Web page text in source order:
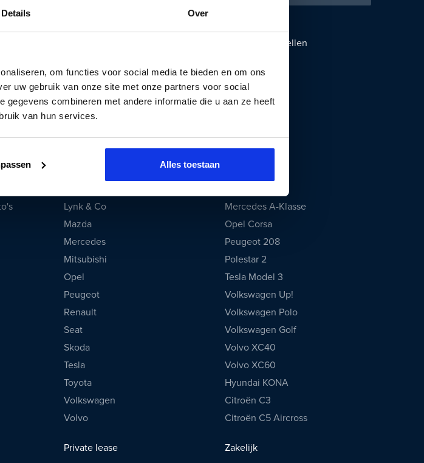
Details Over
om functies voor social media te bieden en om ons
uw gebruik van onze site met onze partners voor social
combineren met andere informatie die u aan ze heeft
van hun services.
Alles toestaan
BMW
Citroën
Dacia
Fiat
Lynk & Co
Mazda
Mercedes
Mitsubishi
Opel
Peugeot
Renault
Seat
Skoda
Tesla
Toyota
Volkswagen
Volvo
Populaire modellen
BMW 3 Serie
BMW X1
Fiat 500e
Mercedes A-Klasse
Opel Corsa
Peugeot 208
Polestar 2
Tesla Model 3
Volkswagen Up!
Volkswagen Polo
Volkswagen Golf
Volvo XC40
Volvo XC60
Hyundai KONA
Citroën C3
Citroën C5 Aircross
Private lease
Zakelijk